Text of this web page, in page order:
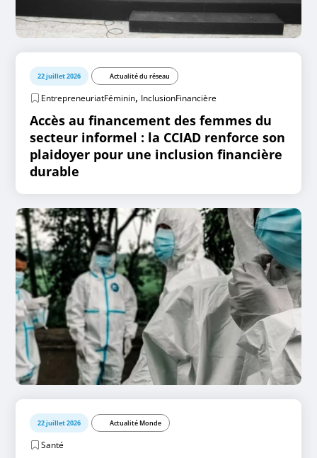
22 juillet 2026 Actualité du réseau
EntrepreneuriatFéminin, InclusionFinancière
Accès au financement des femmes du
secteur informel : la CCIAD renforce son
plaidoyer pour une inclusion financière
durable
22 juillet 2026 Actualité Monde
Santé